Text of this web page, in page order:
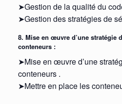
➤Gestion de la qualité du
➤Gestion des stratégies de
8. Mise en œuvre d’une stratégie
conteneurs :
➤Mise en œuvre d’une
conteneurs .
➤Mettre en place les